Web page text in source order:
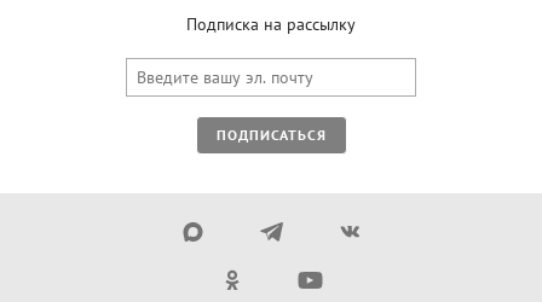
Подписка на рассылку
ПОДПИСАТЬСЯ